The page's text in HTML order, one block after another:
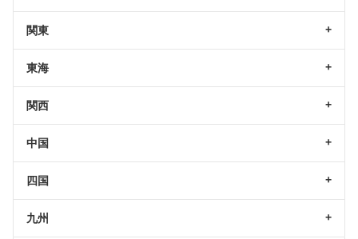
関東
東海
関西
中国
四国
九州